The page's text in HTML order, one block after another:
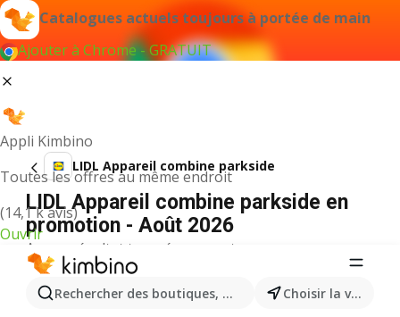
Catalogues actuels toujours à portée de main
Ajouter à Chrome - GRATUIT
Appli Kimbino
Toutes les offres au même endroit
(14,1 k avis)
Ouvrir
Rechercher des boutiques, des catégories, des Choisir la ville
LIDL Appareil combine parkside
LIDL Appareil combine parkside en
promotion - Août 2026
Aucun résultat trouvé pour ce terme.
D’autres produits dans les magasins
LIDL